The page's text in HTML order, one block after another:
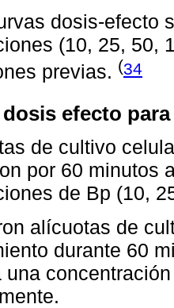
dosis-efecto
(10, 25, 50,
previas. (34
dosis efecto
de cultivo
por 60 minutos
de Bp (10,
alícuotas de
durante 60
una